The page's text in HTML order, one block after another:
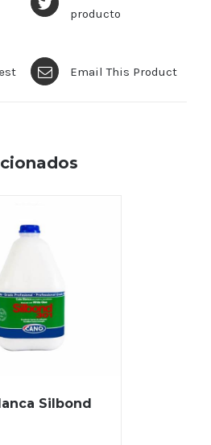
producto
Email This Product
Silbond